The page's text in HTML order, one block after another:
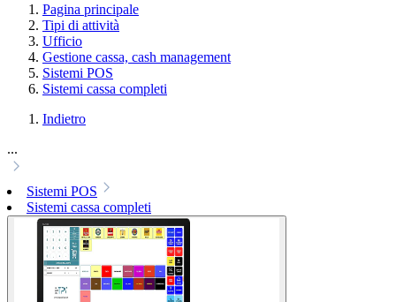
Pagina principale
Tipi di attività
Ufficio
Gestione cassa, cash management
Sistemi POS
Sistemi cassa completi
Indietro
...
Sistemi POS
Sistemi cassa completi